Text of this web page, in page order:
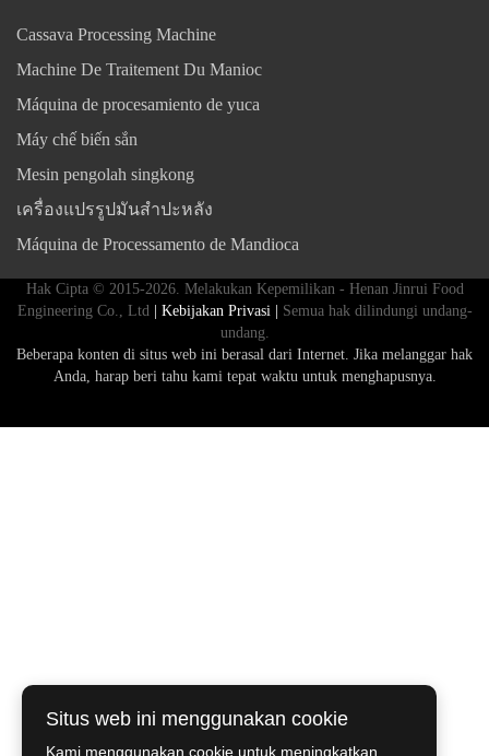
Cassava Processing Machine
Machine De Traitement Du Manioc
Máquina de procesamiento de yuca
Máy chế biến sắn
Mesin pengolah singkong
เครื่องแปรรูปมันสำปะหลัง
Máquina de Processamento de Mandioca
Situs web ini menggunakan cookie
Kami menggunakan cookie untuk meningkatkan
Hak Cipta © 2015-2026. Melakukan Kepemilikan - Henan Jinrui Food
Engineering Co., Ltd| Kebijakan Privasi |
Semua hak dilindungi undang-
undang.
Beberapa konten di situs web ini berasal dari Internet. Jika melanggar hak
Anda, harap beri tahu kami tepat waktu untuk menghapusnya.